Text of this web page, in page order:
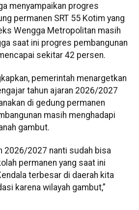
menyampaikan progres
permanen SRT 55 Kotim yang
Wengga Metropolitan masih
saat ini progres pembangunan
sekitar 42 persen.
pemerintah menargetkan
tahun ajaran 2026/2027
di gedung permanen
masih menghadapi
gambut.
2026/2027 nanti sudah bisa
permanen yang saat ini
terbesar di daerah kita
karena wilayah gambut,”